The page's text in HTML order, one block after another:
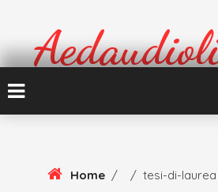
Home / / tesi-di-laurea